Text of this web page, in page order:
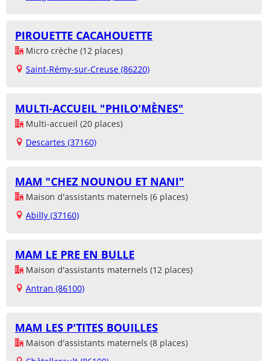
PIROUETTE CACAHOUETTE
Micro crèche (12 places)
Saint-Rémy-sur-Creuse (86220)
MULTI-ACCUEIL "PHILO'MÈNES"
Multi-accueil (20 places)
Descartes (37160)
MAM "CHEZ NOUNOU ET NANI"
Maison d'assistants maternels (6 places)
Abilly (37160)
MAM LE PRE EN BULLE
Maison d'assistants maternels (12 places)
Antran (86100)
MAM LES P'TITES BOUILLES
Maison d'assistants maternels (8 places)